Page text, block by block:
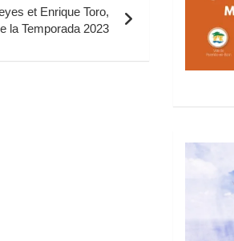
et Enrique Toro,
la Temporada 2023